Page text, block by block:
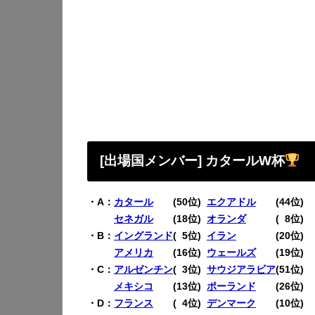
[出場国メンバー] カタールW杯
・A： カタール(50位) エクアドル(44位)
セネガル(18位) オランダ( 8位)
・B： イングランド( 5位) イラン (20位)
アメリカ (16位) ウェールズ(19位)
・C： アルゼンチン( 3位) サウジアラビア(51位)
メキシコ (13位) ポーランド (26位)
・D： フランス ( 4位) デンマーク
(10